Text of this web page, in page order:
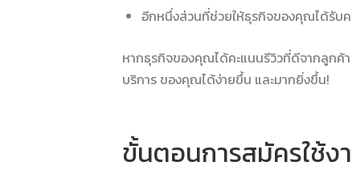
อีกหนึ่งส่วนที่ช่วยให้ธุรกิจของคุณได้รับ
หากธุรกิจของคุณได้คะแนนรีวิวที่ดีจากลูกค้
บริการ ของคุณได้ง่ายขึ้น และมากยิ่งขึ้น!
ขั้นตอนการสมัครใช้ง